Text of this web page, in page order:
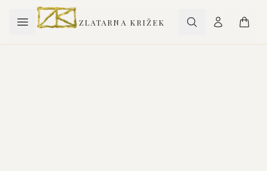
ZLATARNA KRIŽEK